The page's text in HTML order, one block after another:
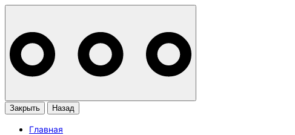
Закрыть Назад
Главная